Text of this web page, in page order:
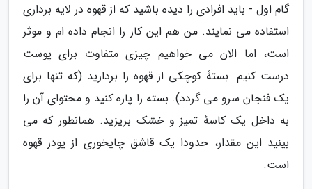
گام اول - باید افرادی را دیده باشید که از قهوه در لایه برداری
استفاده می نمایند. من هم این کار را انجام داده ام و موثر
است، اما الان می خواهیم چیزی متفاوت برای پوست
درست کنیم. بستۀ کوچکی از قهوه را بردارید (که تنها برای
یک فنجان سرو می گردد). بسته را پاره کنید و محتوای آن را
به داخل یک کاسۀ تمیز و خشک بریزید. همانطور که می
بینید این مقدار، حدودا یک قاشق چایخوری از پودر قهوه
است.